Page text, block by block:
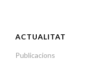
ACTUALITAT
Publicacions